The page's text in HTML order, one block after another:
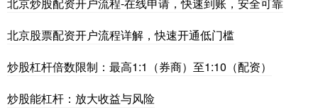
北京炒股配资开户流程-在线申请，快速到账，安全可靠
北京股票配资开户流程详解，快速开通低门槛
炒股杠杆倍数限制：最高1:1（券商）至1:10（配资）
炒股能杠杆：放大收益与风险